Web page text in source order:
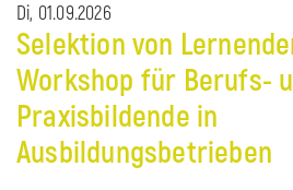
Di, 01.09.2026
Selektion von
Workshop für Berufs-
Praxisbildende in
Ausbildungsbetrieben